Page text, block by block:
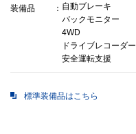
装備品
自動ブレーキ
バックモニター
4WD
ドライブレコーダー
安全運転支援
標準装備品はこちら